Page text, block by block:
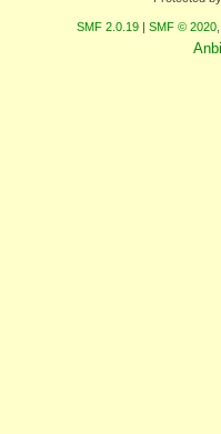
SMF 2.0.19 | SMF © 2020